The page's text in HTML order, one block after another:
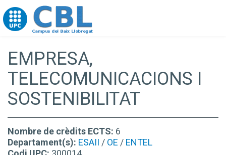
Go to upc.edu
EMPRESA,
TELECOMUNICACIONS I
SOSTENIBILITAT
Nombre de crèdits ECTS: 6
Departament(s): ESAII / OE / ENTEL